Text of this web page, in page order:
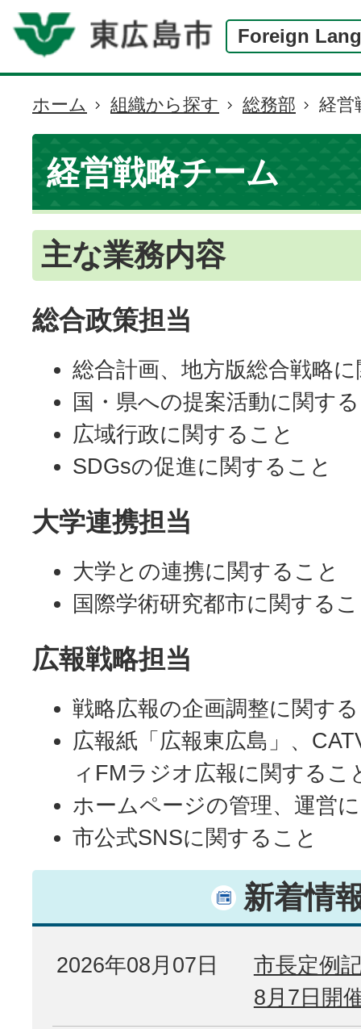
Foreign
現
在
の
位
置
ホーム 組織から探す 総務部 経営
経営戦略チーム
主な業務内容
総合政策担当
総合計画、地方版総合戦略
国・県への提案活動に関す
広域行政に関すること
SDGsの促進に関すること
大学連携担当
大学との連携に関すること
国際学術研究都市に関する
広報戦略担当
戦略広報の企画調整に関す
広報紙「広報東広島」、
ィFMラジオ広報に関するこ
ホームページの管理、運営
市公式SNSに関すること
新着情
2026年08月07日
市長定例
8月7日開